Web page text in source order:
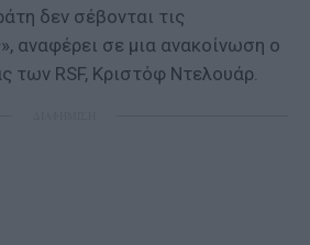
δεν σέβονται τις
αναφέρει σε μια ανακοίνωση ο
των RSF, Κριστόφ Ντελουάρ.